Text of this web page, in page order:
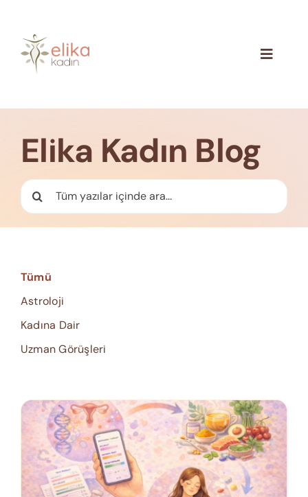
content
Toggle
İletişim
Elika Kadın Blog
Ara:
Tümü
Astroloji
Kadına Dair
Uzman Görüşleri